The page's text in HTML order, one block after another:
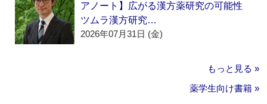
アノート】広がる漢方薬研究の可能性
ツムラ漢方研究…
2026年07月31日 (金)
もっと見る »
薬学生向け書籍 »